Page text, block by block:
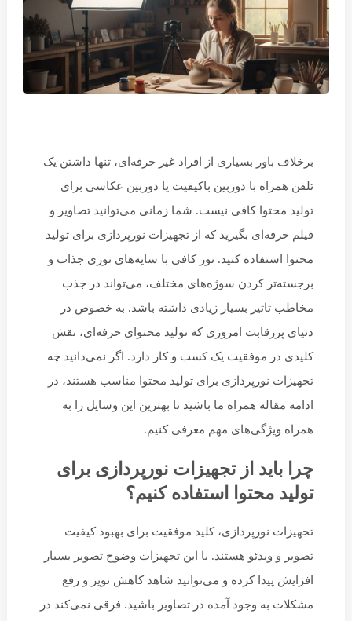
برخلاف باور بسیاری از افراد غیر حرفه‌ای، تنها داشتن یک
تلفن همراه با دوربین باکیفیت یا دوربین عکاسی برای
تولید محتوا کافی نیست. شما زمانی می‌توانید تصاویر و
فیلم حرفه‌ای بگیرید که از تجهیزات نورپردازی برای تولید
محتوا استفاده کنید. نور کافی با سایه‌های نوری جذاب و
برجسته‌تر کردن سوژه‌های مختلف، می‌تواند در جذب
مخاطب تاثیر بسیار زیادی داشته باشد. به خصوص در
دنیای پررقابت امروزی که تولید محتوای حرفه‌ای، نقش
کلیدی در موفقیت یک کسب و کار دارد. اگر نمی‌دانید چه
تجهیزات نورپردازی برای تولید محتوا مناسب هستند، در
ادامه مقاله همراه ما باشید تا بهترین این وسایل را به
همراه ویژگی‌های مهم معرفی کنیم.
چرا باید از تجهیزات نورپردازی برای
تولید محتوا استفاده کنیم؟
تجهیزات نورپردازی، کلید موفقیت برای بهبود کیفیت
تصویر و ویدئو هستند. با این تجهیزات وضوح تصویر بسیار
افزایش پیدا کرده و می‌توانید شاهد کاهش نویز و رفع
مشکلات به وجود آمده در تصاویر باشید. فرقی نمی‌کند در